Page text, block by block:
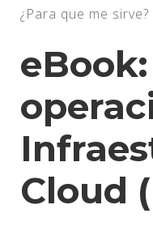
¿Para que me sirve?
Cloud